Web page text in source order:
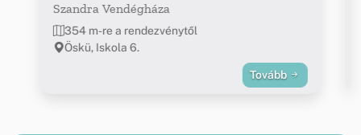
Szandra Vendégháza
354 m-re a rendezvénytől
Öskü, Iskola 6.
Tovább